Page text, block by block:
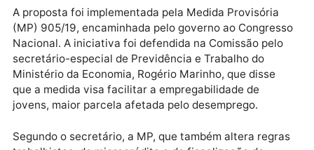
seguro-desemprego como forma de financiamento e,
segundo o governo, deve gerar 1,8 milhão de
até 2022.
Publicidade
A proposta foi implementada pela Medida Provisória
(MP) 905/19, encaminhada pelo governo ao